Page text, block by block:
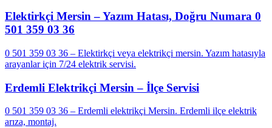
Elektirkçi Mersin – Yazım Hatası, Doğru Numara 0
501 359 03 36
0 501 359 03 36 – Elektirkçi veya elektrikçi mersin. Yazım hatasıyla
arayanlar için 7/24 elektrik servisi.
Erdemli Elektrikçi Mersin – İlçe Servisi
0 501 359 03 36 – Erdemli elektrikçi Mersin. Erdemli ilçe elektrik
arıza, montaj.